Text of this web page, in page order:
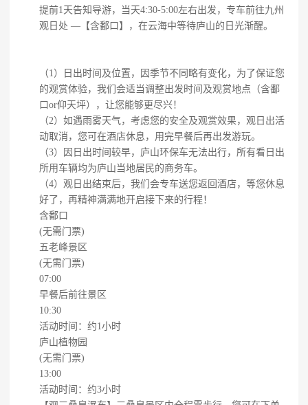
提前1天告知导游，当天4:30-5:00左右出发，专车前往九州
观日处 —【含鄱口】，在云海中等待庐山的日光渐醒。
（1）日出时间及位置，因季节不同略有变化，为了保证您
的观赏体验，我们会适当调整出发时间及观赏地点（含鄱
口or仰天坪），让您能够更尽兴！
（2）如遇雨雾天气，考虑您的安全及观赏效果，观日出活
动取消，您可在酒店休息，用完早餐后再出发游玩。
（3）因日出时间较早，庐山环保车无法出行，所有看日出
所用车辆均为庐山当地居民的商务车。
（4）观日出结束后，我们会专车送您返回酒店，等您休息
好了，再精神满满地开启接下来的行程！
含鄱口
(无需门票)
五老峰景区
(无需门票)
07:00
早餐后前往景区
10:30
活动时间：约1小时
庐山植物园
(无需门票)
13:00
活动时间：约3小时